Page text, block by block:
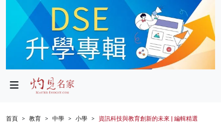
政局
財經
首頁 教育 中學 小學 資訊科技與教育創新的未來 | 編輯精選